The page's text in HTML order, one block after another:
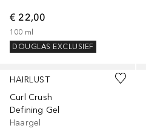
€ 22,00
100 ml
DOUGLAS EXCLUSIEF
HAIRLUST
Curl Crush
Defining Gel
Haargel